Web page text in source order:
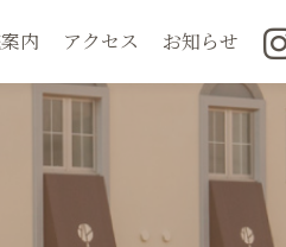
内 アクセス お知らせ